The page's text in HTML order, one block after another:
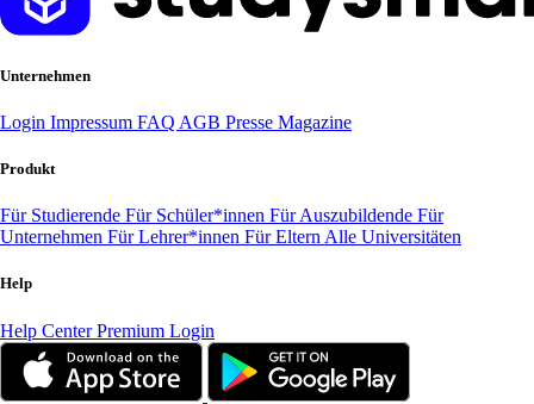
Unternehmen
Login Impressum FAQ AGB Presse Magazine
Produkt
Für Studierende Für Schüler*innen Für Auszubildende Für
Unternehmen Für Lehrer*innen Für Eltern Alle Universitäten
Help
Help CenterPremium Login